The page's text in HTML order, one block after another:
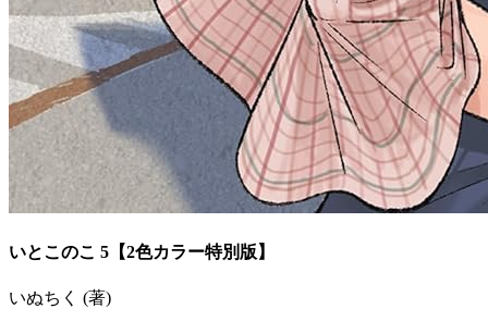
いとこのこ 5【2色カラー特別版】
いぬちく (著)